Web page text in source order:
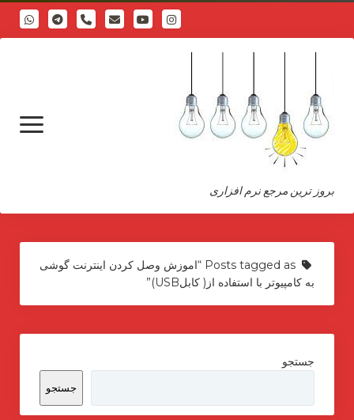
phone
بروز ترین مرجع نرم افزاری
open
menu
درباره
Posts tagged as “اموزش وصل کردن اینترنت گوشی
به کامپیوتر با استفاده از( کابلUSB)”
جستجو
جستجو